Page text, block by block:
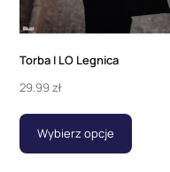
Torba I LO Legnica
29.99zł
Wybierz opcje